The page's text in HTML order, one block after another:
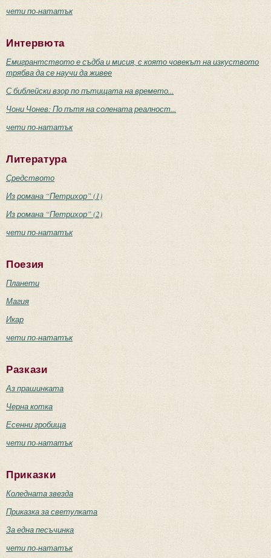
чети по-нататък
Интервюта
Емигрантството е съдба и мисия, с която човекът на изкуството
трябва да се научи да живее
С библейски взор по пътищата на времето...
Чони Чонев: По пътя на солената реалност...
чети по-нататък
Литература
Средството
Из романа “Петрихор” (1)
Из романа “Петрихор” (2)
чети по-нататък
Поезия
Планети
Магия
Икар
чети по-нататък
Разкази
Аз прашинката
Черна котка
Есенни гробища
чети по-нататък
Приказки
Коледната звезда
Приказка за светулката
За една песъчинка
чети по-нататък